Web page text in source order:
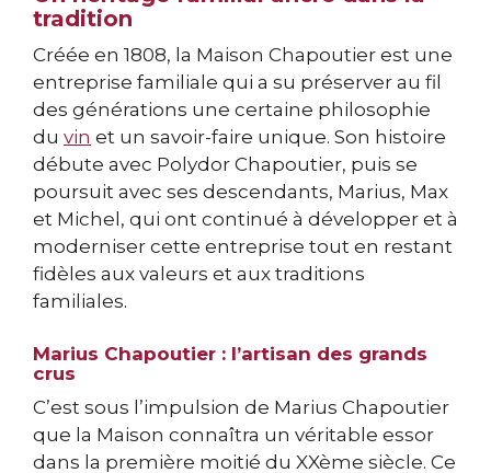
tradition
Créée en 1808, la Maison Chapoutier est une
entreprise familiale qui a su préserver au fil
des générations une certaine philosophie
du vin et un savoir-faire unique. Son histoire
débute avec Polydor Chapoutier, puis se
poursuit avec ses descendants, Marius, Max
et Michel, qui ont continué à développer et à
moderniser cette entreprise tout en restant
fidèles aux valeurs et aux traditions
familiales.
Marius Chapoutier : l’artisan des grands
crus
C’est sous l’impulsion de Marius Chapoutier
que la Maison connaîtra un véritable essor
dans la première moitié du XXème siècle. Ce